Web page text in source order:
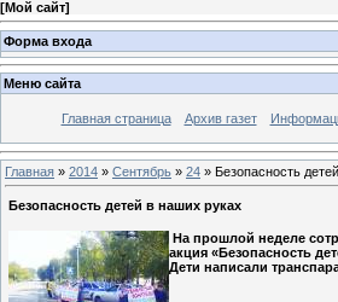
[Мой сайт]
Форма входа
Меню сайта
Главная страница Архив газет
Главная » 2014 » Сентябрь » 24 » Безопасность
Безопасность детей в наших руках
На прошлой неделе
акция «Безопасность
Дети написали